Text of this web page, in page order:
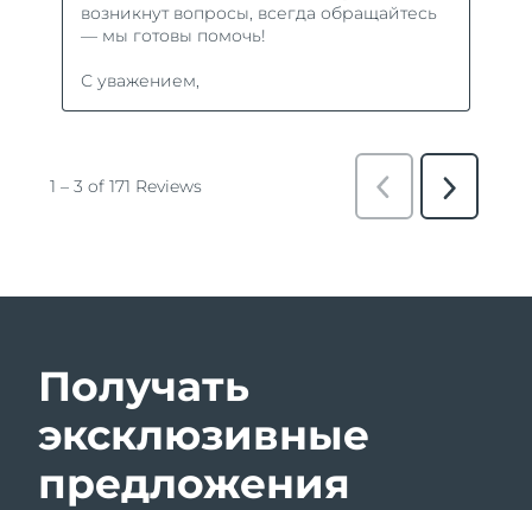
Получать
эксклюзивные
предложения